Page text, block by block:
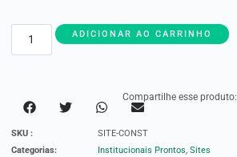
ADICIONAR AO CARRINHO
Compartilhe esse produto:
SKU :
SITE-CONST
Categorias:
Institucionais Prontos, Sites